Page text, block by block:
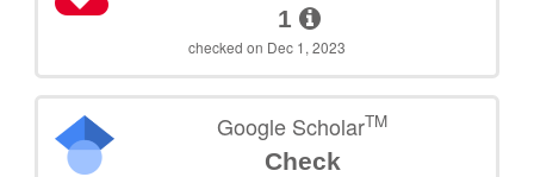
1
checked on Dec 1, 2023
Google ScholarTM
Check